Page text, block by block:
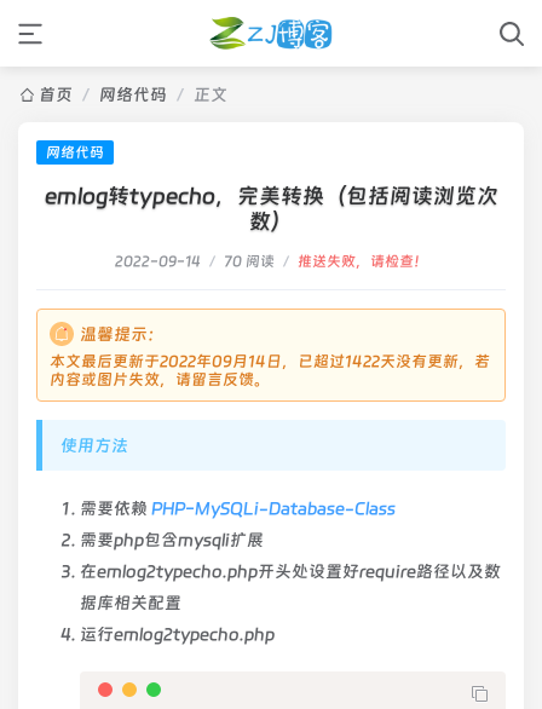
首页 / 网络代码 / 正文
网络代码
emlog转typecho，完美转换（包括阅读浏览次
数）
2022-09-14 / 70 阅读 / 推送失败，请检查！
温馨提示：
本文最后更新于2022年09月14日，已超过1422天没有更新，若
内容或图片失效，请留言反馈。
使用方法
需要依赖 PHP-MySQLi-Database-Class
需要php包含mysqli扩展
在emlog2typecho.php开头处设置好require路径以及数
据库相关配置
运行emlog2typecho.php